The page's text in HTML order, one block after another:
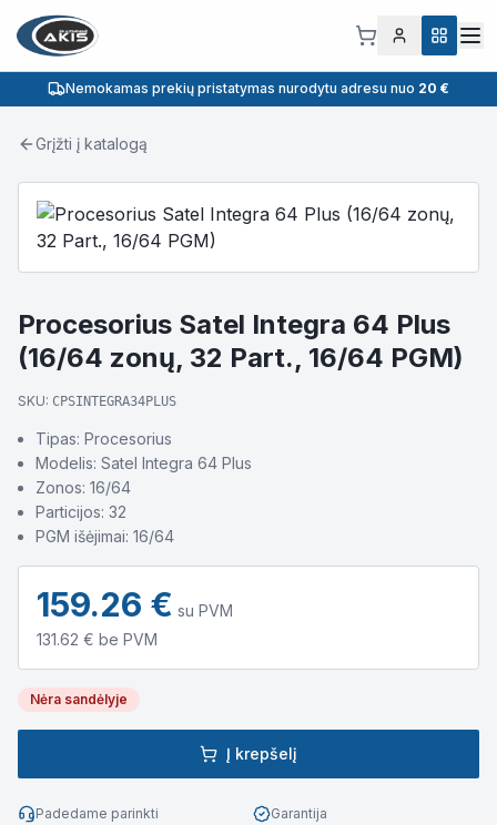
Nemokamas prekių pristatymas nurodytu adresu nuo 20 €
Grįžti į katalogą
Procesorius Satel Integra 64 Plus
(16/64 zonų, 32 Part., 16/64 PGM)
SKU: CPSINTEGRA34PLUS
Tipas: Procesorius
Modelis: Satel Integra 64 Plus
Zonos: 16/64
Particijos: 32
PGM išėjimai: 16/64
159.26 € su PVM
131.62 € be PVM
Nėra sandėlyje
Į krepšelį
Padedame parinkti
Garantija